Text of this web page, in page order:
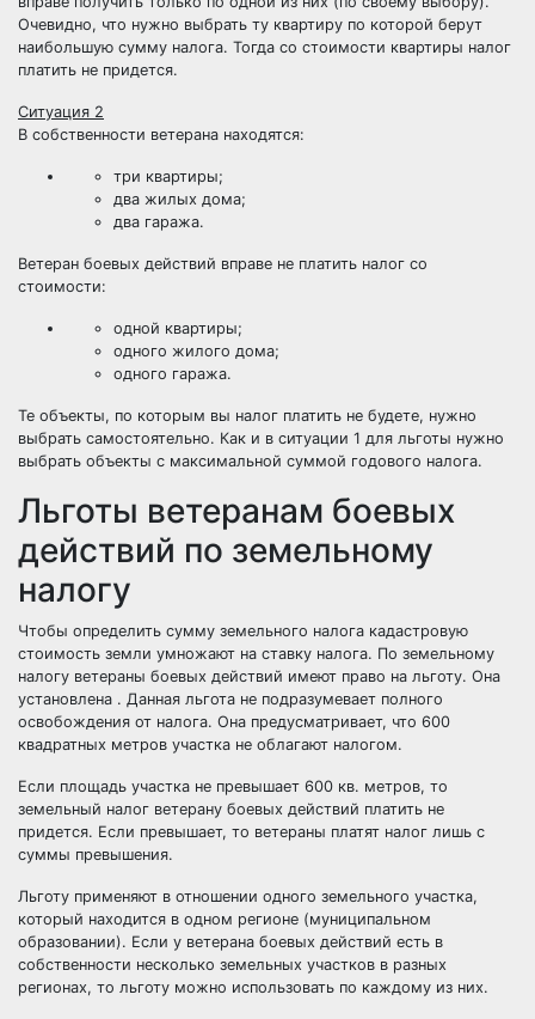
Очевидно, что нужно выбрать ту квартиру по которой берут
наибольшую сумму налога. Тогда со стоимости квартиры налог
платить не придется.
Ситуация 2
В собственности ветерана находятся:
три квартиры;
два жилых дома;
два гаража.
Ветеран боевых действий вправе не платить налог со
стоимости:
одной квартиры;
одного жилого дома;
одного гаража.
Те объекты, по которым вы налог платить не будете, нужно
выбрать самостоятельно. Как и в ситуации 1 для льготы нужно
выбрать объекты с максимальной суммой годового налога.
Льготы ветеранам боевых
действий по земельному
налогу
Чтобы определить сумму земельного налога кадастровую
стоимость земли умножают на ставку налога. По земельному
налогу ветераны боевых действий имеют право на льготу. Она
установлена . Данная льгота не подразумевает полного
освобождения от налога. Она предусматривает, что 600
квадратных метров участка не облагают налогом.
Если площадь участка не превышает 600 кв. метров, то
земельный налог ветерану боевых действий платить не
придется. Если превышает, то ветераны платят налог лишь с
суммы превышения.
Льготу применяют в отношении одного земельного участка,
который находится в одном регионе (муниципальном
образовании). Если у ветерана боевых действий есть в
собственности несколько земельных участков в разных
регионах, то льготу можно использовать по каждому из них.